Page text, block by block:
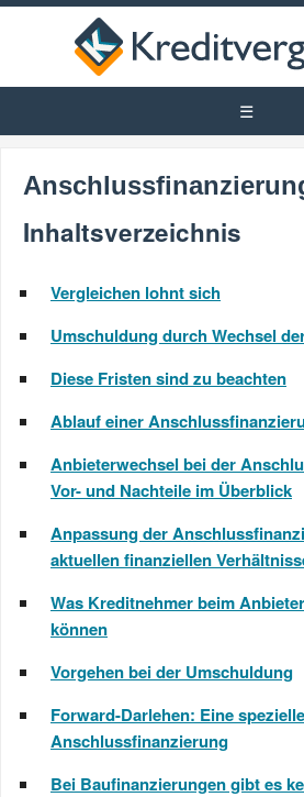
Inhaltsverzeichnis
Vergleichen lohnt sich
Umschuldung durch Wechsel
Diese Fristen sind zu beachten
Ablauf einer
Anbieterwechsel bei der
Vor- und Nachteile im Überblick
Anpassung der
aktuellen finanziellen
Was Kreditnehmer beim
können
Vorgehen bei der Umschuldung
Forward-Darlehen: Eine
Anschlussfinanzierung
Bei Baufinanzierungen gibt es